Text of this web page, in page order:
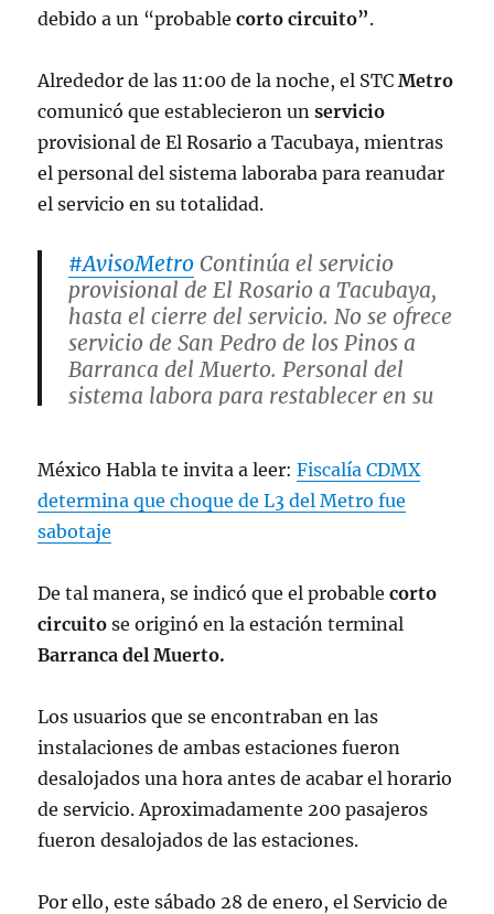
debido a un “probablecorto circuito”.
Alrededor de las 11:00 de la noche, el STCMetro
comunicó que establecieron unservicio
provisional de El Rosario a Tacubaya, mientras
el personal del sistema laboraba para reanudar
el servicio en su totalidad.
#AvisoMetro Continúa el servicio
provisional de El Rosario a Tacubaya,
hasta el cierre del servicio. No se ofrece
servicio de San Pedro de los Pinos a
Barranca del Muerto. Personal del
sistema labora para restablecer en su
— MetroCDMX (@MetroCDMX)
January 28, 2023
México Habla te invita a leer:Fiscalía CDMX
determina que choque de L3 del Metro fue
sabotaje
De tal manera, se indicó que el probablecorto
circuito se originó en la estación terminal
Barranca del Muerto.
Los usuarios que se encontraban en las
instalaciones de ambas estaciones fueron
desalojados una hora antes de acabar el horario
de servicio. Aproximadamente 200 pasajeros
fueron desalojados de las estaciones.
Por ello, este sábado 28 de enero, el Servicio de